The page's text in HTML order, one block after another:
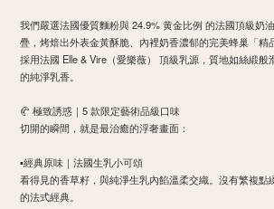
我們嚴選法國優質麵粉與 24.9% 黄金比例 的法國頂級奶
疊，烤焙出外表金黃酥脆、內裡奶香濃郁的完美蜂巢「精
採用法國 Elle & Vire（愛樂薇） 頂級乳源，質地如絲緞般
的純淨乳香。
​🥐 極致誘惑｜5 款限定藝術品級口味
​切開的瞬間，就是最治癒的浮奢畫面：
▪​經典原味｜法國生乳小可頌
看得見的香草籽，與純淨生乳內餡溫柔交織。沒有繁複點
的法式經典。